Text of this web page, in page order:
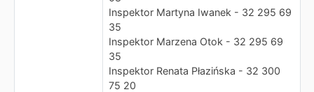
Inspektor Martyna Iwanek - 32 295 69
35
Inspektor Marzena Otok - 32 295 69
35
Inspektor Renata Płazińska - 32 300
75 20